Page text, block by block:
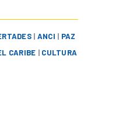
| ANCI | PAZ
CARIBE | CULTURA